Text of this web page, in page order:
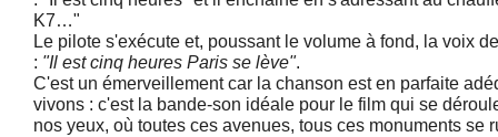
K7…"
Le pilote s'exécute et, poussant le volume à fond, la voix
: "Il est cinq heures Paris se lève".
C'est un émerveillement car la chanson est en parfaite
vivons : c'est la bande-son idéale pour le film qui se
nos yeux, où toutes ces avenues, tous ces monuments se